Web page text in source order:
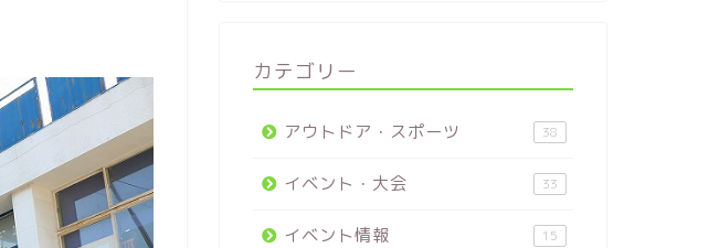
カテゴリー
アウトドア・スポーツ 38
イベント・大会 33
イベント情報 15